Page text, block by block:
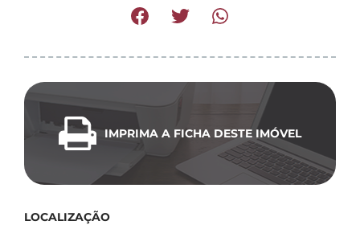
IMPRIMA A FICHA DESTE IMÓVEL
LOCALIZAÇÃO